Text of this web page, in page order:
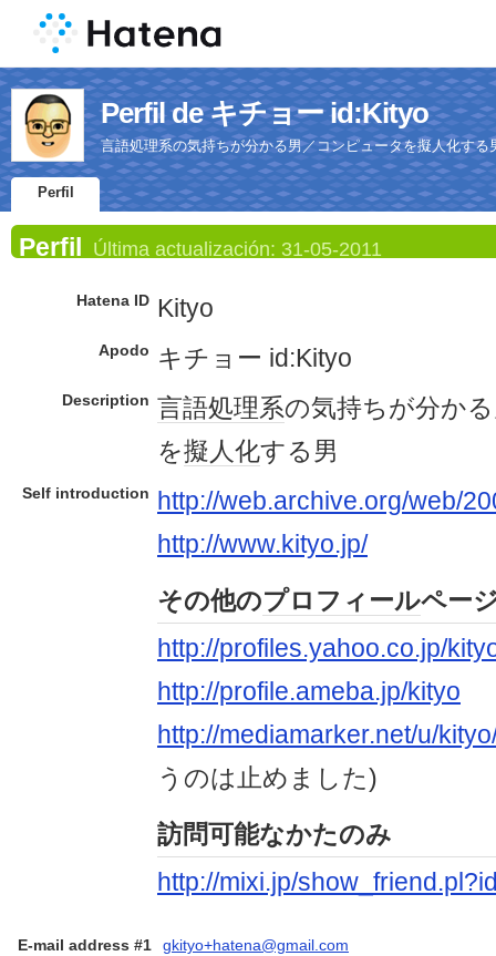
Perfil de キチョー id:Kityo
言語処理系の気持ちが分かる男／コンピュータを擬人化する
Perfil
Perfil Última actualización: 31-05-2011
Hatena ID Kityo
Apodo キチョー id:Kityo
Description 言語処理系の気持ちが分か
を擬人化する男
Self introduction
http://web.archive.org/web/
http://www.kityo.jp/
その他のプロフィールペー
http://profiles.yahoo.co.jp/
http://profile.ameba.jp/kityo
http://mediamarker.net/u/
うのは止めました)
訪問可能なかたのみ
http://mixi.jp/
E-mail address #1
gkityo+hatena@gmail.com